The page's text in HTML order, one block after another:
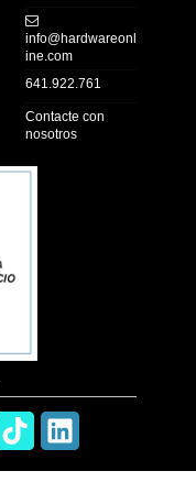
info@hardwareonl
ine.com
641.922.761
Contacte con
nosotros